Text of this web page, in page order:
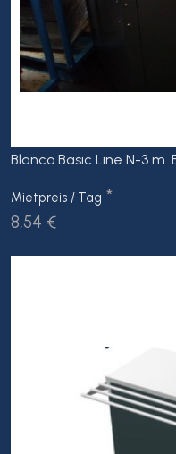
Blanco Basic Line N-3 m.
Mietpreis / Tag *
8,54 €